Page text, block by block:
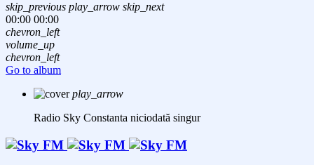
skip_previous play_arrow skip_next
00:00 00:00
chevron_left
volume_up
chevron_left
Go to album
play_arrow
Radio Sky Constanta niciodată singur